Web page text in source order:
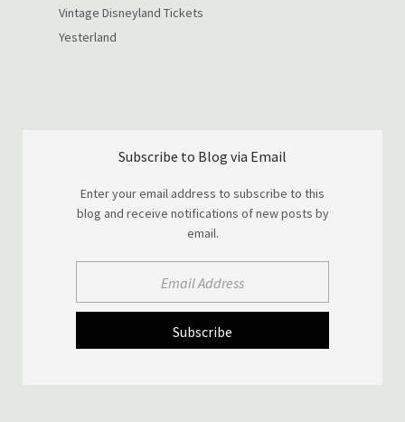
Vintage Disneyland Tickets
Yesterland
Subscribe to Blog via Email
Enter your email address to subscribe to this
blog and receive notifications of new posts by
email.